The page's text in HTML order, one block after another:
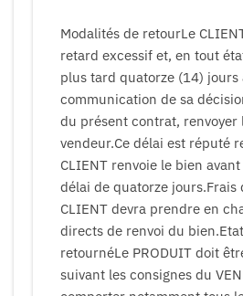
Modalités de retourLe
retard excessif et, en tout
plus tard quatorze (14) jours
communication de sa
du présent contrat, renvoyer
vendeur.Ce délai est réputé
CLIENT renvoie le bien
délai de quatorze jours.Frais
CLIENT devra prendre en
directs de renvoi du
retournéLe PRODUIT doit
suivant les consignes du